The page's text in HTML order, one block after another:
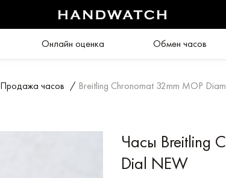
Онлайн оценка Обмен часов
Продажа часов / Breitling Chronomat 32mm MOP
Часы Breitling
Dial NEW